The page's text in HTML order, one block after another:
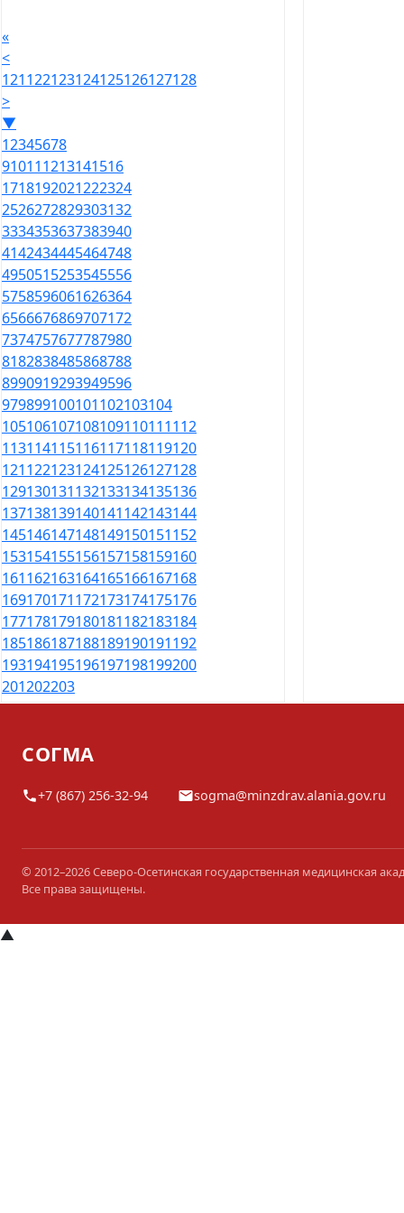
«
<
121122123124125126127128
>
▼
12345678
910111213141516
1718192021222324
2526272829303132
3334353637383940
4142434445464748
4950515253545556
5758596061626364
6566676869707172
7374757677787980
8182838485868788
8990919293949596
979899100101102103104
105106107108109110111112
113114115116117118119120
121122123124125126127128
129130131132133134135136
137138139140141142143144
145146147148149150151152
153154155156157158159160
161162163164165166167168
169170171172173174175176
177178179180181182183184
185186187188189190191192
193194195196197198199200
201202203
СОГМА
+7 (867) 256-32-94 sogma@minzdrav.alania.gov.ru
© 2012–2026 Северо-Осетинская государственная медицинская
Все права защищены.
▲